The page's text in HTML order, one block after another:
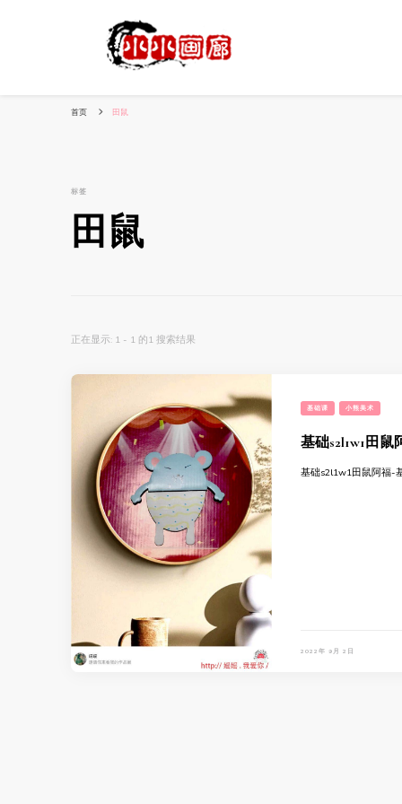
首页 田鼠
标签
田鼠
正在显示: 1 - 1 的1 搜索结果
基础课 小熊美术
基础s2l1w1田鼠
基础s2l1w1田鼠阿福-
2022年 9月 2日